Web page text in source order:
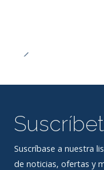
Suscríbase a nuestra
de noticias, ofertas y